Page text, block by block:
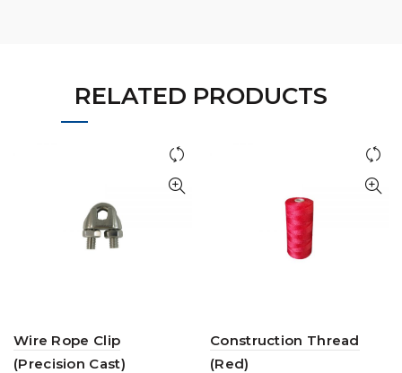
RELATED PRODUCTS
Wire Rope Clip
(Precision Cast)
Construction Thread
(Red)